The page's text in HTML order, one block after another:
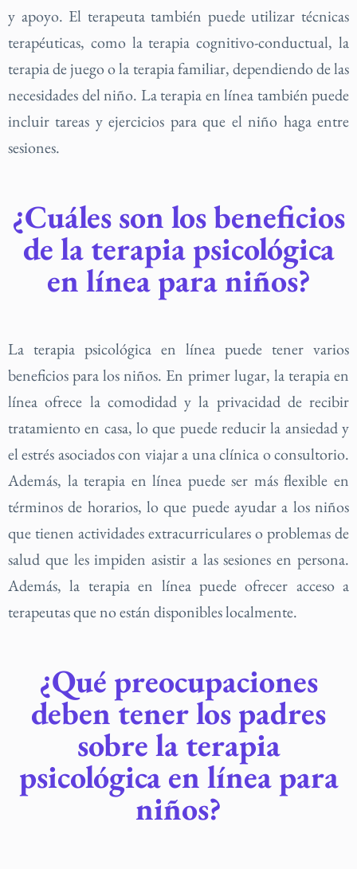
y apoyo. El terapeuta también puede utilizar técnicas
terapéuticas, como la terapia cognitivo-conductual, la
terapia de juego o la terapia familiar, dependiendo de las
necesidades del niño. La terapia en línea también puede
incluir tareas y ejercicios para que el niño haga entre
sesiones.
¿Cuáles son los beneficios
de la terapia psicológica
en línea para niños?
La terapia psicológica en línea puede tener varios
beneficios para los niños. En primer lugar, la terapia en
línea ofrece la comodidad y la privacidad de recibir
tratamiento en casa, lo que puede reducir la ansiedad y
el estrés asociados con viajar a una clínica o consultorio.
Además, la terapia en línea puede ser más flexible en
términos de horarios, lo que puede ayudar a los niños
que tienen actividades extracurriculares o problemas de
salud que les impiden asistir a las sesiones en persona.
Además, la terapia en línea puede ofrecer acceso a
terapeutas que no están disponibles localmente.
¿Qué preocupaciones
deben tener los padres
sobre la terapia
psicológica en línea para
niños?